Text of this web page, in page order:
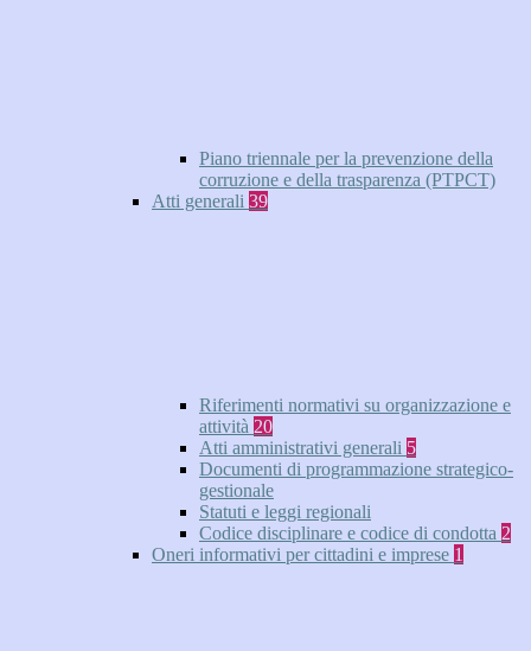
Piano triennale per la prevenzione della
corruzione e della trasparenza (PTPCT)
Atti generali 39
Riferimenti normativi su organizzazione e
attività 20
Atti amministrativi generali 5
Documenti di programmazione strategico-
gestionale
Statuti e leggi regionali
Codice disciplinare e codice di condotta 2
Oneri informativi per cittadini e imprese 1